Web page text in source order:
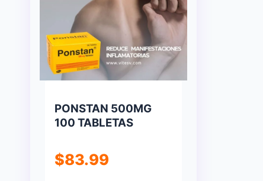
PONSTAN 500MG
100 TABLETAS
$83.99